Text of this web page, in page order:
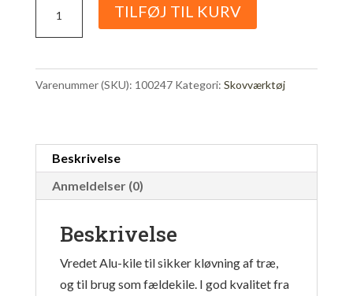
vredet
gram
antal
TILFØJ TIL KURV
Varenummer (SKU): 100247 Kategori: Skovværktøj
Beskrivelse
Anmeldelser (0)
Beskrivelse
Vredet Alu-kile til sikker kløvning af træ,
og til brug som fældekile. I god kvalitet fra